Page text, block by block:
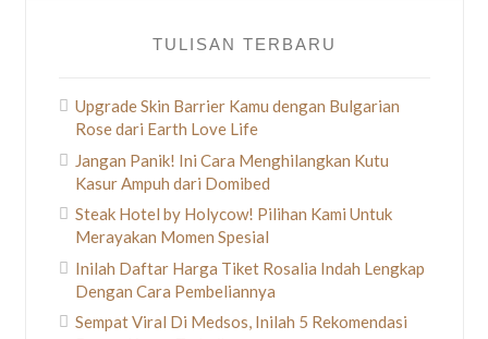
TULISAN TERBARU
Upgrade Skin Barrier Kamu dengan Bulgarian
Rose dari Earth Love Life
Jangan Panik! Ini Cara Menghilangkan Kutu
Kasur Ampuh dari Domibed
Steak Hotel by Holycow! Pilihan Kami Untuk
Merayakan Momen Spesial
Inilah Daftar Harga Tiket Rosalia Indah Lengkap
Dengan Cara Pembeliannya
Sempat Viral Di Medsos, Inilah 5 Rekomendasi